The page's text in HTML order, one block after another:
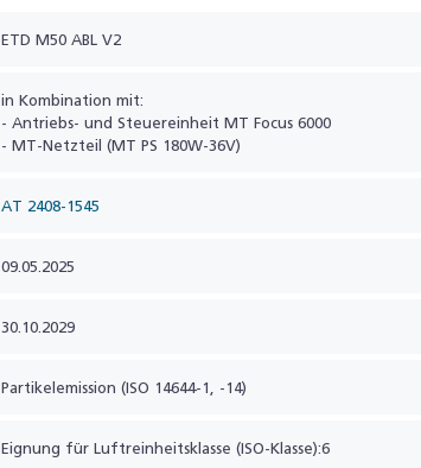
ETD M50 ABL V2
in Kombination mit:
- Antriebs- und Steuereinheit MT Focus 6000
- MT-Netzteil (MT PS 180W-36V)
AT 2408-1545
09.05.2025
30.10.2029
Partikelemission (ISO 14644-1, -14)
Eignung für Luftreinheitsklasse (ISO-Klasse):6